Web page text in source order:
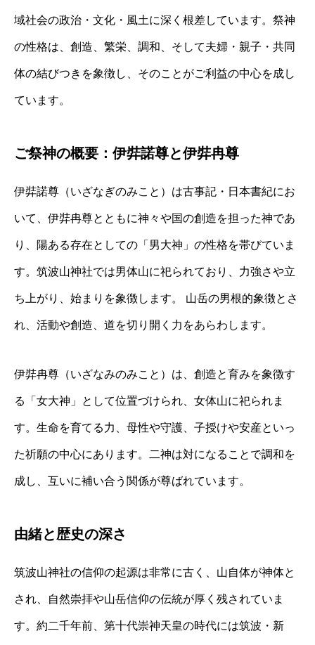
域社会の政治・文化・風土に深く根差しています。祭神
の性格は、創造、繁栄、調和、そして夫婦・親子・共同
体の結びつきを象徴し、そのことがご利益の中心を成し
ています。
ご祭神の概要：伊弉諾尊と伊弉冉尊
伊弉諾尊（いざなぎのみこと）は古事記・日本書紀にお
いて、伊弉冉尊とともに神々や国の創造を担った神であ
り、陽ある存在としての「男大神」の性格を帯びていま
す。筑波山神社では男体山に祀られており、力強さや立
ち上がり、始まりを象徴します。‬ 山岳の男根的象徴とさ
れ、活動や創造、道を切り開く力をあらわします。
伊弉冉尊（いざなみのみこと）は、創造と育みを象徴す
る「女大神」として位置づけられ、女体山に祀られま
す。生命を育てる力、母性や守護、子授けや安産といっ
た祈願の中心にあります。二神は対になることで調和を
成し、互いに補い合う関係が尊ばれています。
由緒と歴史の深さ
筑波山神社の信仰の起源は非常に古く、山自体が神体と
され、自然崇拝や山岳信仰の伝統が厚く残されていま
す。約二千年前、第十代崇神天皇の時代には筑波・新